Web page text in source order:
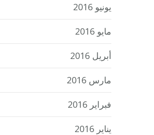
يونيو 2016
مايو 2016
أبريل 2016
مارس 2016
فبراير 2016
يناير 2016